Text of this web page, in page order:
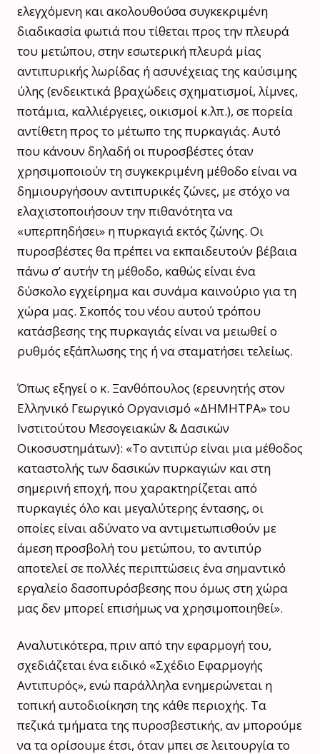
ελεγχόμενη και ακολουθούσα συγκεκριμένη
διαδικασία φωτιά που τίθεται προς την πλευρά
του μετώπου, στην εσωτερική πλευρά μίας
αντιπυρικής λωρίδας ή ασυνέχειας της καύσιμης
ύλης (ενδεικτικά βραχώδεις σχηματισμοί, λίμνες,
ποτάμια, καλλιέργειες, οικισμοί κ.λπ.), σε πορεία
αντίθετη προς το μέτωπο της πυρκαγιάς. Αυτό
που κάνουν δηλαδή οι πυροσβέστες όταν
χρησιμοποιούν τη συγκεκριμένη μέθοδο είναι να
δημιουργήσουν αντιπυρικές ζώνες, με στόχο να
ελαχιστοποιήσουν την πιθανότητα να
«υπερπηδήσει» η πυρκαγιά εκτός ζώνης. Οι
πυροσβέστες θα πρέπει να εκπαιδευτούν βέβαια
πάνω σ’ αυτήν τη μέθοδο, καθώς είναι ένα
δύσκολο εγχείρημα και συνάμα καινούριο για τη
χώρα μας. Σκοπός του νέου αυτού τρόπου
κατάσβεσης της πυρκαγιάς είναι να μειωθεί ο
ρυθμός εξάπλωσης της ή να σταματήσει τελείως.
Όπως εξηγεί ο κ. Ξανθόπουλος (ερευνητής στον
Ελληνικό Γεωργικό Οργανισμό «ΔΗΜΗΤΡΑ» του
Ινστιτούτου Μεσογειακών & Δασικών
Οικοσυστημάτων): «Το αντιπύρ είναι μια μέθοδος
καταστολής των δασικών πυρκαγιών και στη
σημερινή εποχή, που χαρακτηρίζεται από
πυρκαγιές όλο και μεγαλύτερης έντασης, οι
οποίες είναι αδύνατο να αντιμετωπισθούν με
άμεση προσβολή του μετώπου, το αντιπύρ
αποτελεί σε πολλές περιπτώσεις ένα σημαντικό
εργαλείο δασοπυρόσβεσης που όμως στη χώρα
μας δεν μπορεί επισήμως να χρησιμοποιηθεί».
Αναλυτικότερα, πριν από την εφαρμογή του,
σχεδιάζεται ένα ειδικό «Σχέδιο Εφαρμογής
Αντιπυρός», ενώ παράλληλα ενημερώνεται η
τοπική αυτοδιοίκηση της κάθε περιοχής. Τα
πεζικά τμήματα της πυροσβεστικής, αν μπορούμε
να τα ορίσουμε έτσι, όταν μπει σε λειτουργία το